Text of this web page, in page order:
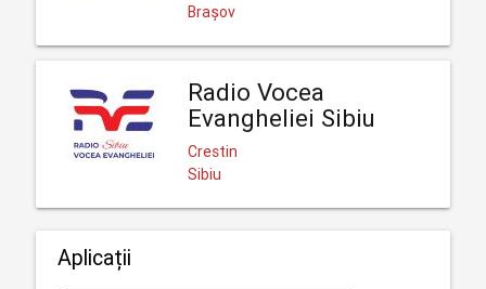
Brașov
Radio Vocea
Evangheliei Sibiu
Crestin
Sibiu
Aplicații